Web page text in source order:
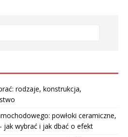
rodzaje, konstrukcja,
powłoki ceramiczne,
jak wybrać i jak dbać o efekt